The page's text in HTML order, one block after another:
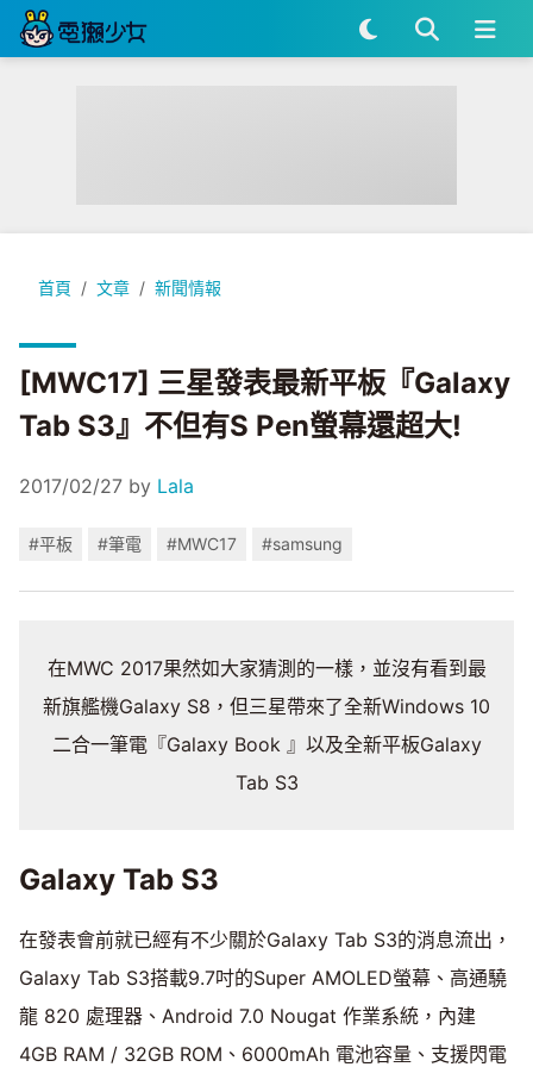
首頁 文章 新聞情報
[MWC17] 三星發表最新平板『Galaxy Tab S3』不但有S Pen
[MWC17] 三星發表最新平板『Galaxy
Tab S3』不但有S Pen螢幕還超大!
2017/02/27 by Lala
#平板 #筆電 #MWC17 #samsung
在MWC 2017果然如大家猜測的一樣，並沒有看到最
新旗艦機Galaxy S8，但三星帶來了全新Windows 10
二合一筆電『Galaxy Book 』以及全新平板Galaxy
Tab S3
Galaxy Tab S3
在發表會前就已經有不少關於Galaxy Tab S3的消息流出，
Galaxy Tab S3搭載9.7吋的Super AMOLED螢幕、高通驍
龍 820 處理器、Android 7.0 Nougat 作業系統，內建
4GB RAM / 32GB ROM、6000mAh 電池容量、支援閃電